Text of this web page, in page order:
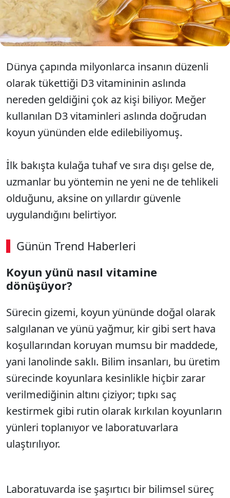
anlattı.
Dünya çapında milyonlarca insanın düzenli
olarak tükettiği D3 vitamininin aslında
nereden geldiğini çok az kişi biliyor. Meğer
kullanılan D3 vitaminleri aslında doğrudan
koyun yününden elde edilebiliyomuş.
İlk bakışta kulağa tuhaf ve sıra dışı gelse de,
uzmanlar bu yöntemin ne yeni ne de tehlikeli
olduğunu, aksine on yıllardır güvenle
uygulandığını belirtiyor.
Günün Trend Haberleri
00:02 / 08:06
Koyun yünü nasıl vitamine
dönüşüyor?
Sürecin gizemi, koyun yününde doğal olarak
salgılanan ve yünü yağmur, kir gibi sert hava
koşullarından koruyan mumsu bir maddede,
yani lanolinde saklı. Bilim insanları, bu üretim
sürecinde koyunlara kesinlikle hiçbir zarar
verilmediğinin altını çiziyor; tıpkı saç
kestirmek gibi rutin olarak kırkılan koyunların
yünleri toplanıyor ve laboratuvarlara
ulaştırılıyor.
Laboratuvarda ise şaşırtıcı bir bilimsel süreç